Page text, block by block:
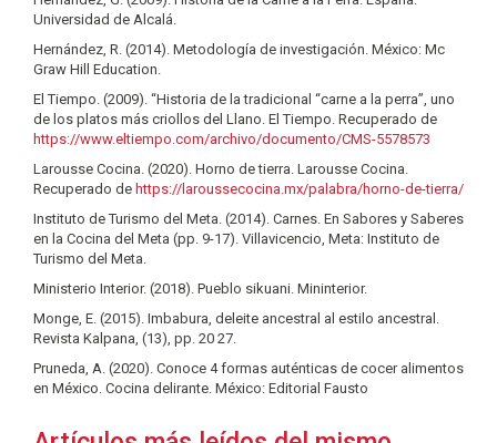
Universidad de Alcalá.
Hernández, R. (2014). Metodología de investigación. México: Mc
Graw Hill Education.
El Tiempo. (2009). “Historia de la tradicional “carne a la perra”, uno
de los platos más criollos del Llano. El Tiempo. Recuperado de
https://www.eltiempo.com/archivo/documento/CMS-5578573
Larousse Cocina. (2020). Horno de tierra. Larousse Cocina.
Recuperado de https://laroussecocina.mx/palabra/horno-de-tierra/
Instituto de Turismo del Meta. (2014). Carnes. En Sabores y Saberes
en la Cocina del Meta (pp. 9-17). Villavicencio, Meta: Instituto de
Turismo del Meta.
Ministerio Interior. (2018). Pueblo sikuani. Mininterior.
Monge, E. (2015). Imbabura, deleite ancestral al estilo ancestral.
Revista Kalpana, (13), pp. 20 27.
Pruneda, A. (2020). Conoce 4 formas auténticas de cocer alimentos
en México. Cocina delirante. México: Editorial Fausto